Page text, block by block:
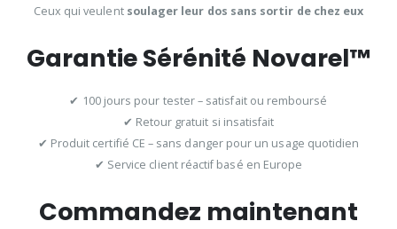
Ceux qui veulent soulager leur dos sans sortir de chez eux
Garantie Sérénité Novarel™
✔ 100 jours pour tester – satisfait ou remboursé
✔ Retour gratuit si insatisfait
✔ Produit certifié CE – sans danger pour un usage quotidien
✔ Service client réactif basé en Europe
Commandez maintenant